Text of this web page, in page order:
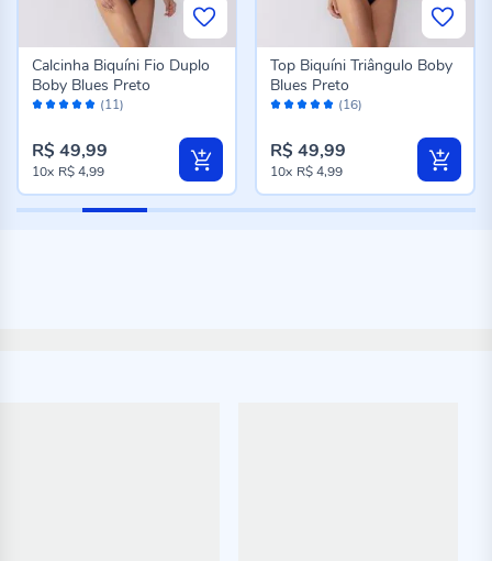
Avaliação: (11)
Calcinha Biquíni Fio Duplo
Boby Blues Preto
R$ 49,99
10x R$ 4,99
Avaliação: (16)
Top Biquíni Triângulo Boby
Blues Preto
R$ 49,99
10x R$ 4,99